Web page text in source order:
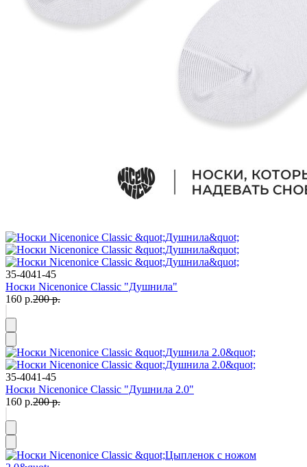
35-4041-45
Носки Nicenonice Classic "Душнила"
160 р.200 р.
35-4041-45
Носки Nicenonice Classic "Душнила 2.0"
160 р.200 р.